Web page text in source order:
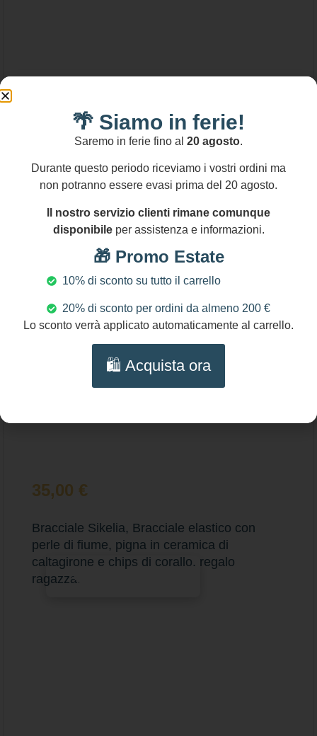
59,00€
Bracciale mattonelle, Bracciale siciliano 3 fili
di perle Maiorca, mattonella in ceramica di
Aggiungi al carrello
35,00 €
Bracciale Sikelia, Bracciale elastico con
perle di fiume, pigna in ceramica di
caltagirone e chips di corallo. regalo
ragazza.Aggiungi al carrello
🌴 Siamo in ferie!
Saremo in ferie fino al 20 agosto.
Durante questo periodo riceviamo i vostri ordini ma
non potranno essere evasi prima del 20 agosto.
Il nostro servizio clienti rimane comunque
disponibileper assistenza e informazioni.
🎁 Promo Estate
10% di sconto su tutto il carrello
20% di sconto per ordini da almeno 200 €
Lo sconto verrà applicato automaticamente al carrello.
🛍️ Acquista ora